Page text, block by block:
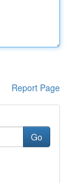
Report Page
Go